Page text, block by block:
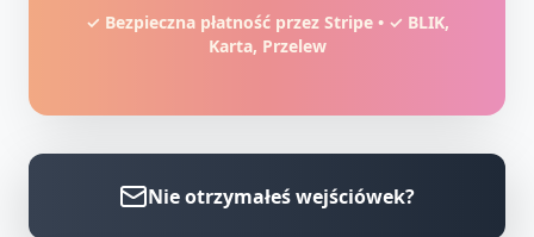
✓ Bezpieczna płatność przez Stripe • ✓ BLIK,
Karta, Przelew
Nie otrzymałeś wejściówek?